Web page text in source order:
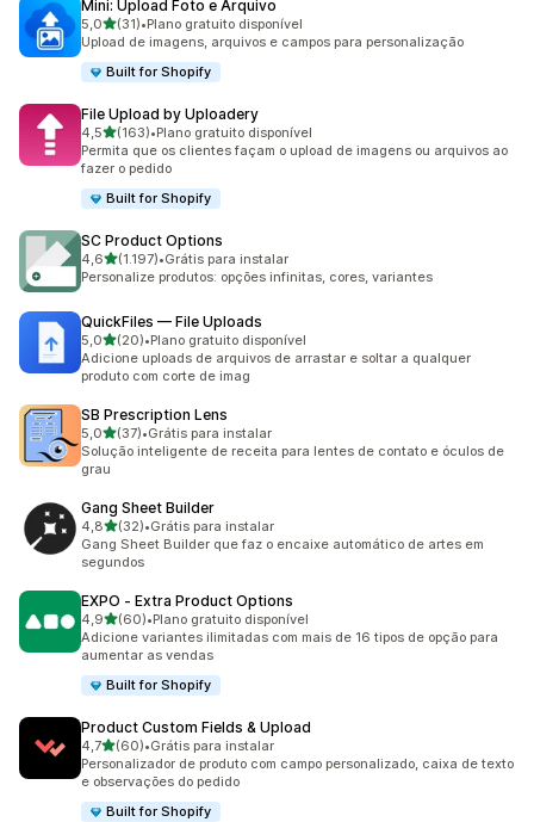
Mini: Upload Foto e Arquivo
5,0de 5 estrelas
(31)
31 avaliações ao todo
•Plano gratuito disponível
Upload de imagens, arquivos e campos para personalização
Built for Shopify
File Upload by Uploadery
4,5de 5 estrelas
(163)
163 avaliações ao todo
•Plano gratuito disponível
Permita que os clientes façam o upload de imagens ou arquivos ao
fazer o pedido
Built for Shopify
SC Product Options
4,6de 5 estrelas
(1.197)
1197 avaliações ao todo
•Grátis para instalar
Personalize produtos: opções infinitas, cores, variantes
QuickFiles — File Uploads
5,0de 5 estrelas
(20)
20 avaliações ao todo
•Plano gratuito disponível
Adicione uploads de arquivos de arrastar e soltar a qualquer
produto com corte de imag
SB Prescription Lens
5,0de 5 estrelas
(37)
37 avaliações ao todo
•Grátis para instalar
Solução inteligente de receita para lentes de contato e óculos de
grau
Gang Sheet Builder
4,8de 5 estrelas
(32)
32 avaliações ao todo
•Grátis para instalar
Gang Sheet Builder que faz o encaixe automático de artes em
segundos
EXPO ‑ Extra Product Options
4,9de 5 estrelas
(60)
60 avaliações ao todo
•Plano gratuito disponível
Adicione variantes ilimitadas com mais de 16 tipos de opção para
aumentar as vendas
Built for Shopify
Product Custom Fields & Upload
4,7de 5 estrelas
(60)
60 avaliações ao todo
•Grátis para instalar
Personalizador de produto com campo personalizado, caixa de texto
e observações do pedido
Built for Shopify